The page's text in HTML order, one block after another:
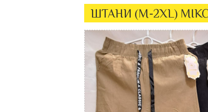
ШТАНИ (M-2XL) МІКС